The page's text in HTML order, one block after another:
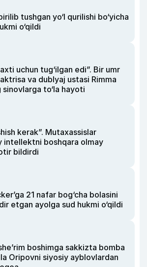
tushgan yo‘l qurilishi bo‘yicha
o‘qildi
uchun tug‘ilgan edi”. Bir umr
va dublyaj ustasi Rimma
to‘la hayoti
kerak”. Mutaxassislar
intellektni boshqara olmay
bildirdi
21 nafar bog‘cha bolasini
etgan ayolga sud hukmi o‘qildi
boshimga sakkizta bomba
Oripovni siyosiy ayblovlardan